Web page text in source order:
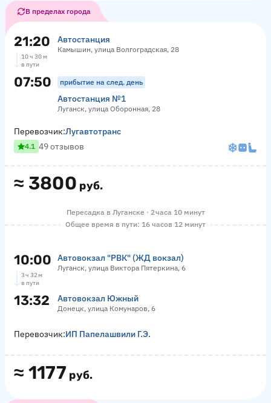
В пределах города
21:20 Автостанция
Камышин, улица Волгоградская, 28
10 ч 30 м
в пути
07:50 прибытие на след. день
Автостанция №1
Луганск, улица Оборонная, 28
≈ 3800 руб.
Перевозчик:Лугавтотранс
4.1 49 отзывов
Пересадка в Луганске · 2 часа 10 минут
Общее время в пути: 16 часов 12 минут
10:00 Автовокзал "РВК" (ЖД вокзал)
Луганск, улица Виктора Пятеркина, 6
3 ч 32 м
в пути
13:32 Автовокзал Южный
Донецк, улица Комунаров, 6
≈ 1177 руб.
Перевозчик:ИП Папелашвили Г.Э.